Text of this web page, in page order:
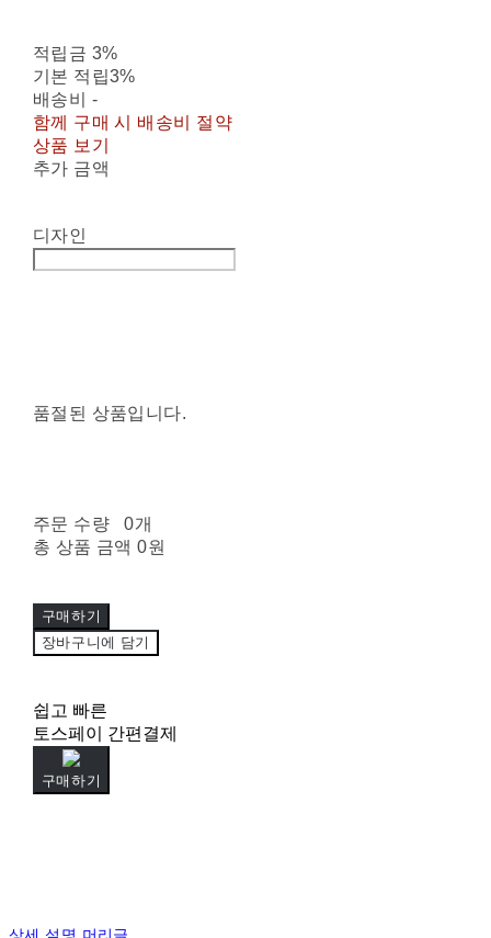
적립금 3%
기본 적립3%
배송비 -
함께 구매 시 배송비 절약
상품 보기
추가 금액
디자인
품절된 상품입니다.
주문 수량
0개
총 상품 금액 0원
구매하기
장바구니에 담기
쉽고 빠른
토스페이 간편결제
구매하기
상세 설명 머리글